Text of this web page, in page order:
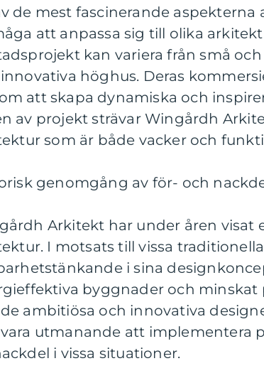
de mest fascinerande
att anpassa sig till olika
kan variera från små
höghus. Deras
att skapa dynamiska och
av projekt strävar Wingårdh
som är både vacker och
genomgång av för- och
Arkitekt har under åren visat
I motsats till vissa
i sina
byggnader och
ambitiösa och innovativa
utmanande att implementera
i vissa situationer.